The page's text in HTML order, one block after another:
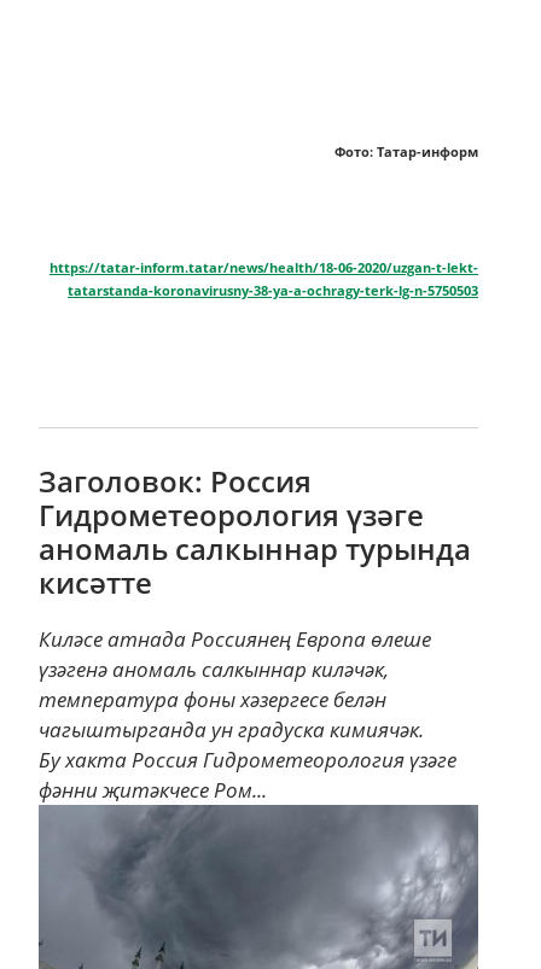
Фото: Татар-информ
https://tatar-inform.tatar/news/health/18-06-2020/uzgan-t-lekt-
tatarstanda-koronavirusny-38-ya-a-ochragy-terk-lg-n-5750503
Заголовок: Россия
Гидрометеорология үзәге
аномаль салкыннар турында
кисәтте
Киләсе атнада Россиянең Европа өлеше
үзәгенә аномаль салкыннар киләчәк,
температура фоны хәзергесе белән
чагыштырганда ун градуска кимиячәк.
Бу хакта Россия Гидрометеорология үзәге
фәнни җитәкчесе Ром...